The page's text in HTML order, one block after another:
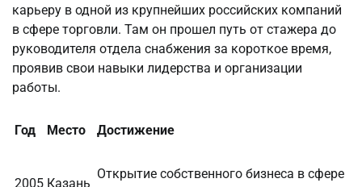
карьеру в одной из крупнейших российских компаний
в сфере торговли. Там он прошел путь от стажера до
руководителя отдела снабжения за короткое время,
проявив свои навыки лидерства и организации
работы.
Год Место Достижение
2005 Казань
Открытие собственного бизнеса в сфере